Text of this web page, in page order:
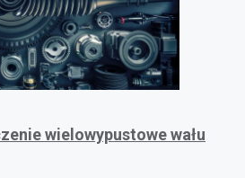
wielowypustowe wału